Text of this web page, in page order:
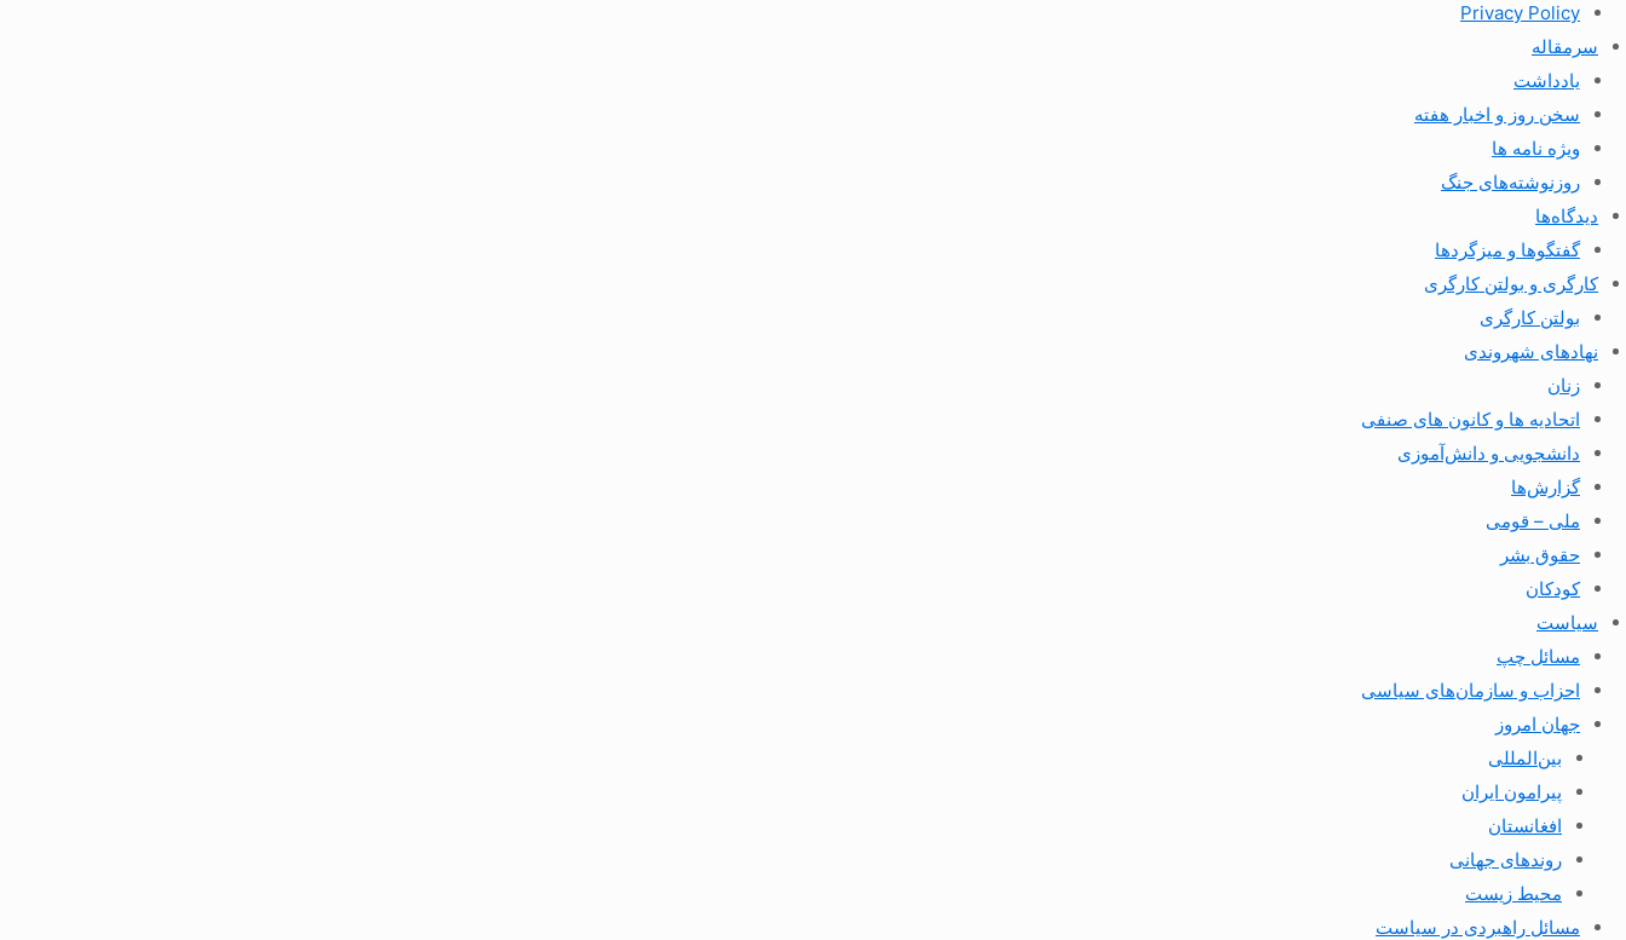
Privacy Policy
سرمقاله
یادداشت
سخن روز و اخبار هفته
ویژه نامه ها
روزنوشته‌های جنگ
دیدگاه‌ها
گفتگوها و میزگردها
کارگری و بولتن کارگری
بولتن کارگری
نهادهای شهروندی
زنان
اتحادیه ها و کانون های صنفی
دانشجویی و دانش‌آموزی
گزارش‌ها
ملی – قومی
حقوق بشر
کودکان
سیاست
مسائل چپ
احزاب و سازمان‌های سیاسی
جهان امروز
بین‌المللی
پیرامون ایران
افغانستان
روندهای جهانی
محیط زیست
مسائل راهبردی در سیاست